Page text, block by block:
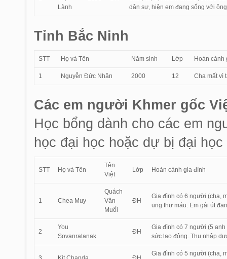
Lành
dân sự, hiện em đang sống với
Tỉnh Bắc Ninh
STT Họ và Tên Năm sinh Lớp Hoàn cảnh
1 Nguyễn Đức Nhân 2000 12 Cha mất vì
Các em người Khmer gốc
Học bổng dành cho các em
học đại học hoặc dự bị đại
STT Họ và Tên
Tên
Việt
Lớp Hoàn cảnh gia đình
1 Chea Muy
Quách
Văn
Muối
ĐH
Gia đình có 6 người (cha,
ung thư máu. Em gái út
2
You
Sovanratanak
ĐH
Gia đình có 7 người (5 anh
sức lao động. Thu nhập
Gia đình có 5 người (cha,